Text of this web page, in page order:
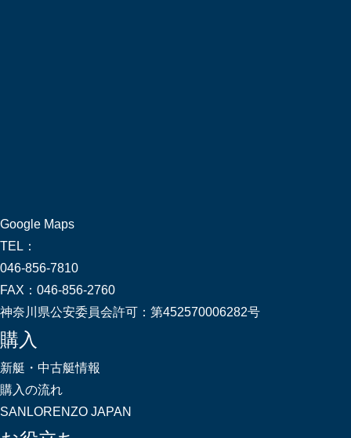
Google Maps
TEL：
046-856-7810
FAX： 046-856-2760
神奈川県公安委員会許可： 第452570006282号
購入
新艇・中古艇情報
購入の流れ
SANLORENZO JAPAN